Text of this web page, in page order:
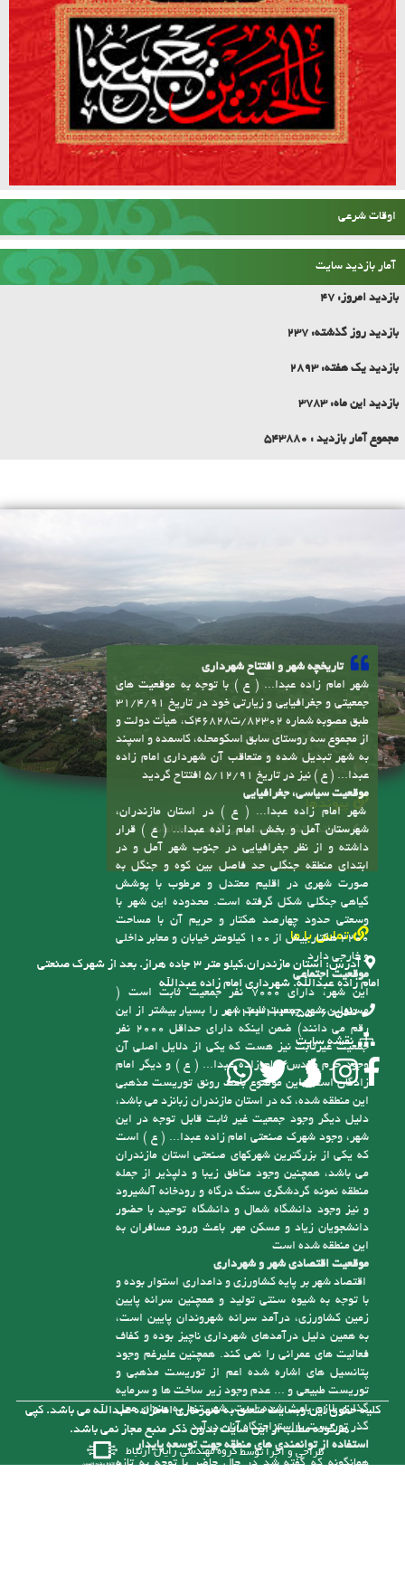
اوقات شرعی
آمار بازدید سایت
بازدید امروز: 47
بازدید روز گذشته: 237
بازدید یک هفته: 2893
بازدید این ماه: 3783
مجموع آمار بازدید : 543880
تاریخچه شهر و افتتاح شهرداری
شهر امام زاده عبدا... ( ع ) با توجه به موقعیت های
جمعیتی و جغرافیایی و زیارتی خود در تاریخ 31/4/91
طبق مصوبه شماره 82302/ت46828ک، هیأت دولت و
از مجموع سه روستای سابق اسکومحله، کاسمده و اسپند
به شهر تبدیل شده و متعاقب آن شهرداری امام زاده
عبدا... ( ع ) نیز در تاریخ 5/12/91 افتتاح گردید
موقعیت سیاسی، جغرافیایی
شهر امام زاده عبدا... ( ع ) در استان مازندران،
شهرستان آمل و بخش امام زاده عبدا... ( ع ) قرار
داشته و از نظر جغرافیایی در جنوب شهر آمل و در
ابتدای منطقه جنگلی حد فاصل بین کوه و جنگل به
صورت شهری در اقلیم معتدل و مرطوب با پوشش
گیاهی جنگلی شکل گرفته است. محدوده این شهر با
وسعتی حدود چهارصد هکتار و حریم آن با مساحت
2200 هکتار بیش از 100 کیلومتر خیابان و معابر داخلی
و خارجی دارد
موقعیت اجتماعی
این شهر، دارای 7000 نفر جمعیت ثابت است (
مسئولین شهر جمعیت ثابت شهر را بسیار بیشتر از این
رقم می دانند) ضمن اینکه دارای حداقل 2000 نفر
جمعیت غیرثابت نیز هست که یکی از دلایل اصلی آن
وجود حرم مقدس امام زاده عبدا... ( ع ) و دیگر امام
زادگان است، این موضوع باعث رونق توریست مذهبی
این منطقه شده، که در استان مازندران زبانزد می باشد،
دلیل دیگر وجود جمعیت غیر ثابت قابل توجه در این
شهر، وجود شهرک صنعتی امام زاده عبدا... ( ع ) است
که یکی از بزرگترین شهرکهای صنعتی استان مازندران
می باشد، همچنین وجود مناطق زیبا و دلپذیر از جمله
منطقه نمونه گردشگری سنگ درگاه و رودخانه آلشیرود
و نیز وجود دانشگاه شمال و دانشگاه توحید با حضور
دانشجویان زیاد و مسکن مهر باعث ورود مسافران به
این منطقه شده است
موقعیت اقتصادی شهر و شهرداری
اقتصاد شهر بر پایه کشاورزی و دامداری استوار بوده و
با توجه به شیوه سنتی تولید و همچنین سرانه پایین
زمین کشاورزی، درآمد سرانه شهروندان پایین است،
به همین دلیل درآمدهای شهرداری ناچیز بوده و کفاف
فعالیت های عمرانی را نمی کند. همچنین علیرغم وجود
پتانسیل های اشاره شده اعم از توریست مذهبی و
توریست طبیعی و ... عدم وجود زیر ساخت ها و سرمایه
گذاری لازم باعث شده است، شهر تنها به عنوان محل
گذر توریست یا استراحتگاه آنان درآید
استفاده از توانمندی های منطقه جهت توسعه پایدار
همانگونه که گفته شد در حال حاضر با توجه به تازه
پیوندها
سامانه انتشار و دسترسی آزاد به اطلاعات
تماس با ما
آدرس:
استان مازندران.کیلو متر ۳ جاده هراز. بعد از شهرک صنعتی
امام زاده عبدالله. شهرداری امام زاده عبدالله
تلفن: 6-01143123755
نقشه سایت
کلیه حقوق این وبسایت متعلق به شهرداری امامزاده عبدالله می باشد. کپی
هرگونه مطلب از این سایت بدون ذکر منبع مجاز نمی باشد.
طراحی و اجرا توسطگروه مهندسی رایان ارتباط